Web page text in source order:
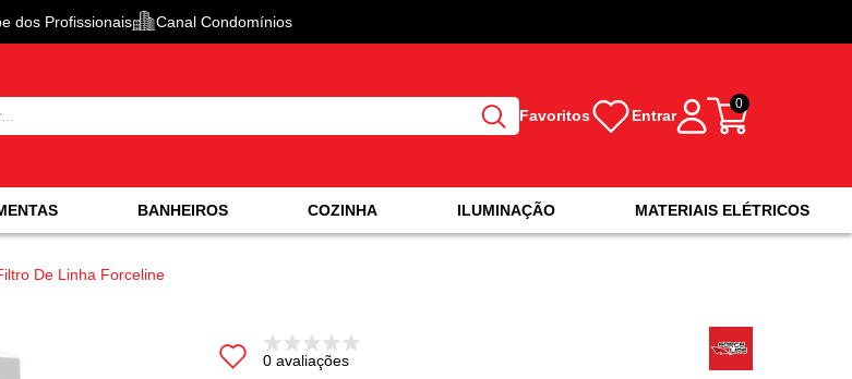
dos Profissionais Canal Condomínios
Favoritos Entrar
0
BANHEIROS COZINHA ILUMINAÇÃO MATERIAIS ELÉTRICOS
De Linha Forceline
0 avaliações